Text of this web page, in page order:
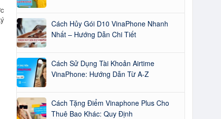
Cách Hủy Gói D10 VinaPhone Nhanh
Nhất – Hướng Dẫn Chi Tiết
Cách Sử Dụng Tài Khoản Airtime
VinaPhone: Hướng Dẫn Từ A-Z
Cách Tặng Điểm Vinaphone Plus Cho
Thuê Bao Khác: Quy Định